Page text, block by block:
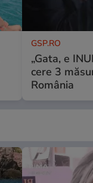
GSP.RO
„Gata, e
cere 3
România